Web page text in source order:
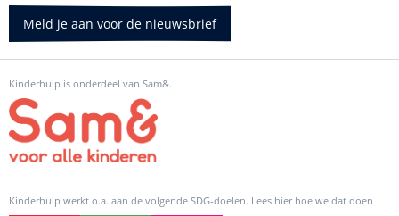
Meld je aan voor de nieuwsbrief
Kinderhulp is onderdeel van Sam&.
Kinderhulp werkt o.a. aan de volgende SDG-doelen. Lees hier hoe we dat doen